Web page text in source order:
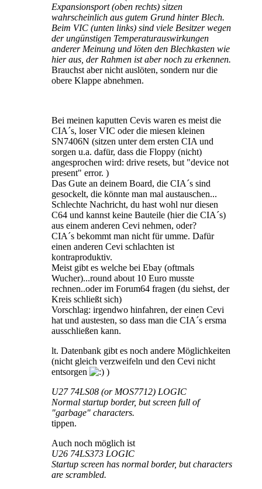
Expansionsport (oben rechts) sitzen
wahrscheinlich aus gutem Grund hinter Blech.
Beim VIC (unten links) sind viele Besitzer wegen
der ungünstigen Temperaturauswirkungen
anderer Meinung und löten den Blechkasten wie
hier aus, der Rahmen ist aber noch zu erkennen.
Brauchst aber nicht auslöten, sondern nur die
obere Klappe abnehmen.
Bei meinen kaputten Cevis waren es meist die
CIA´s, loser VIC oder die miesen kleinen
SN7406N (sitzen unter dem ersten CIA und
sorgen u.a. dafür, dass die Floppy (nicht)
angesprochen wird: drive resets, but "device not
present" error. )
Das Gute an deinem Board, die CIA´s sind
gesockelt, die könnte man mal austauschen...
Schlechte Nachricht, du hast wohl nur diesen
C64 und kannst keine Bauteile (hier die CIA´s)
aus einem anderen Cevi nehmen, oder?
CIA´s bekommt man nicht für umme. Dafür
einen anderen Cevi schlachten ist
kontraproduktiv.
Meist gibt es welche bei Ebay (oftmals
Wucher)...round about 10 Euro musste
rechnen..oder im Forum64 fragen (du siehst, der
Kreis schließt sich)
Vorschlag: irgendwo hinfahren, der einen Cevi
hat und austesten, so dass man die CIA´s ersma
ausschließen kann.
lt. Datenbank gibt es noch andere Möglichkeiten
(nicht gleich verzweifeln und den Cevi nicht
entsorgen
)
U27 74LS08 (or MOS7712) LOGIC
Normal startup border, but screen full of
"garbage" characters.
tippen.
Auch noch möglich ist
U26 74LS373 LOGIC
Startup screen has normal border, but characters
are scrambled.